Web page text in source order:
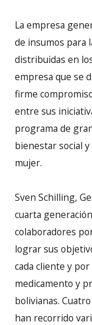
La empresa
de insumos para
distribuidas en
empresa que se
firme
entre sus
programa de
bienestar social y
mujer.
Sven Schilling,
cuarta
colaboradores
lograr sus
cada cliente y por
medicamento y
bolivianas.
han recorrido